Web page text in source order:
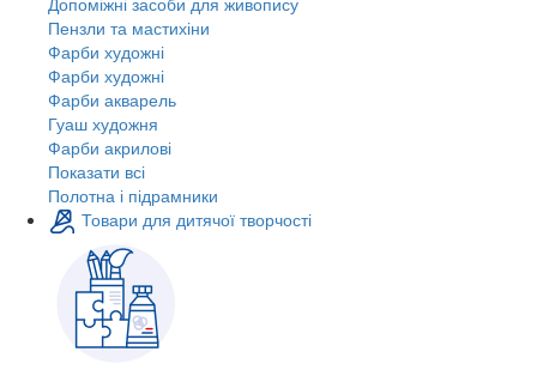
Пензли та мастихіни
Фарби художні
Фарби художні
Фарби акварель
Гуаш художня
Фарби акрилові
Показати всі
Полотна і підрамники
Товари для дитячої творчості